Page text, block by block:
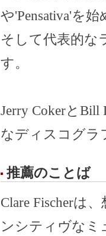
や'Pensativa'を
そして代表的な
す。
Jerry CokerとBill
なディスコグラ
推薦のことば
Clare Fischerは
ンシティヴなミ